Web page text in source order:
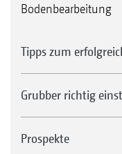
Bodenbearbeitung
Tipps zum
Grubber richtig
Prospekte